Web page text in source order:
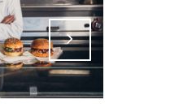
Attiva comando